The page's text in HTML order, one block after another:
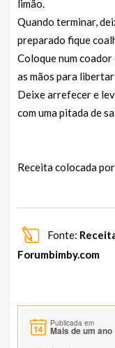
limão.
Quando terminar,
preparado fique
Coloque num
as mãos para
Deixe arrefecer e
com uma pitada de
Receita colocada
Fonte:
Forumbimby.com
Publicada em
Mais de um ano